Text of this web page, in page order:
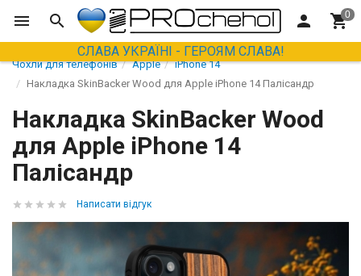
СЛАВА УКРАЇНІ - ГЕРОЯМ СЛАВА!
Чохли для телефонів Apple
iPhone 14
Накладка SkinBacker Wood для Apple iPhone 14 Палісандр
Накладка SkinBacker Wood
для Apple iPhone 14
Палісандр
Написати відгук